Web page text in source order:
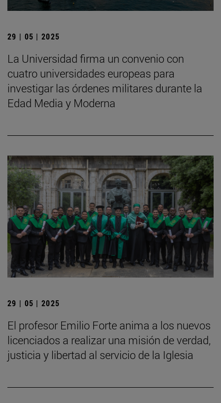
29 | 05 | 2025
La Universidad firma un convenio con
cuatro universidades europeas para
investigar las órdenes militares durante la
Edad Media y Moderna
29 | 05 | 2025
El profesor Emilio Forte anima a los nuevos
licenciados a realizar una misión de verdad,
justicia y libertad al servicio de la Iglesia